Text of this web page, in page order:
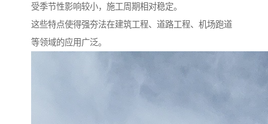
受季节性影响较小，施工周期相对稳定。
这些特点使得强夯法在建筑工程、道路工程、机场跑道
等领域的应用广泛。